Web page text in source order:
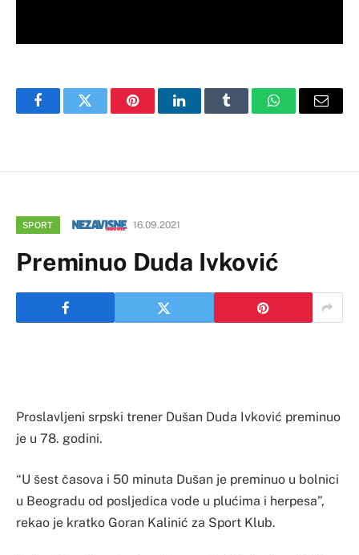
FacebookTwitter PinterestLinkedInTumblr WhatsAppEmail
SPORT 16.09.2021
Preminuo Duda Ivković
Proslavljeni srpski trener Dušan Duda Ivković preminuo
je u 78. godini.
“U šest časova i 50 minuta Dušan je preminuo u bolnici
u Beogradu od posljedica vode u plućima i herpesa”,
rekao je kratko Goran Kalinić za Sport Klub.